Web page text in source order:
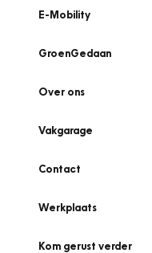
E-Mobility
GroenGedaan
Over ons
Vakgarage
Contact
Werkplaats
Kom gerust verder